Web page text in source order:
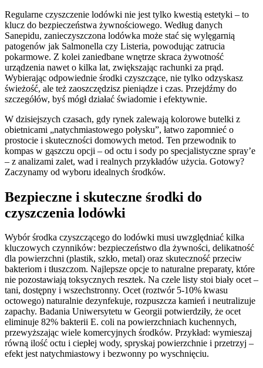
Regularne czyszczenie lodówki nie jest tylko kwestią estetyki – to
klucz do bezpieczeństwa żywnościowego. Według danych
Sanepidu, zanieczyszczona lodówka może stać się wylęgarnią
patogenów jak Salmonella czy Listeria, powodując zatrucia
pokarmowe. Z kolei zaniedbane wnętrze skraca żywotność
urządzenia nawet o kilka lat, zwiększając rachunki za prąd.
Wybierając odpowiednie środki czyszczące, nie tylko odzyskasz
świeżość, ale też zaoszczędzisz pieniądze i czas. Przejdźmy do
szczegółów, byś mógł działać świadomie i efektywnie.
W dzisiejszych czasach, gdy rynek zalewają kolorowe butelki z
obietnicami „natychmiastowego połysku”, łatwo zapomnieć o
prostocie i skuteczności domowych metod. Ten przewodnik to
kompas w gąszczu opcji – od octu i sody po specjalistyczne spray’e
– z analizami zalet, wad i realnych przykładów użycia. Gotowy?
Zaczynamy od wyboru idealnych środków.
Bezpieczne i skuteczne środki do
czyszczenia lodówki
Wybór środka czyszczącego do lodówki musi uwzględniać kilka
kluczowych czynników: bezpieczeństwo dla żywności, delikatność
dla powierzchni (plastik, szkło, metal) oraz skuteczność przeciw
bakteriom i tłuszczom. Najlepsze opcje to naturalne preparaty, które
nie pozostawiają toksycznych resztek. Na czele listy stoi biały ocet –
tani, dostępny i wszechstronny. Ocet (roztwór 5-10% kwasu
octowego) naturalnie dezynfekuje, rozpuszcza kamień i neutralizuje
zapachy. Badania Uniwersytetu w Georgii potwierdziły, że ocet
eliminuje 82% bakterii E. coli na powierzchniach kuchennych,
przewyższając wiele komercyjnych środków. Przykład: wymieszaj
równą ilość octu i ciepłej wody, spryskaj powierzchnie i przetrzyj –
efekt jest natychmiastowy i bezwonny po wyschnięciu.